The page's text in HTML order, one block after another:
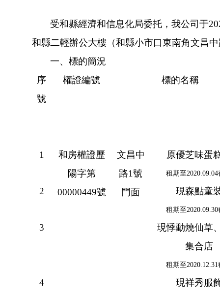
受和縣經濟和信息化局委托，我公司
和縣二輕辦公大樓（和縣小市口東南角文昌中
一、標的簡況
序
號
權證編號 標的名稱
1
和房權證歷
陽字第
00000449號
文昌中
路1號
門面
原優芝味蛋
租期至2020.09.04
2 現森點童
租期至2020.09.30
3
現悸動燒仙草
集合店
租期至2020.12.31
4 現祥秀服